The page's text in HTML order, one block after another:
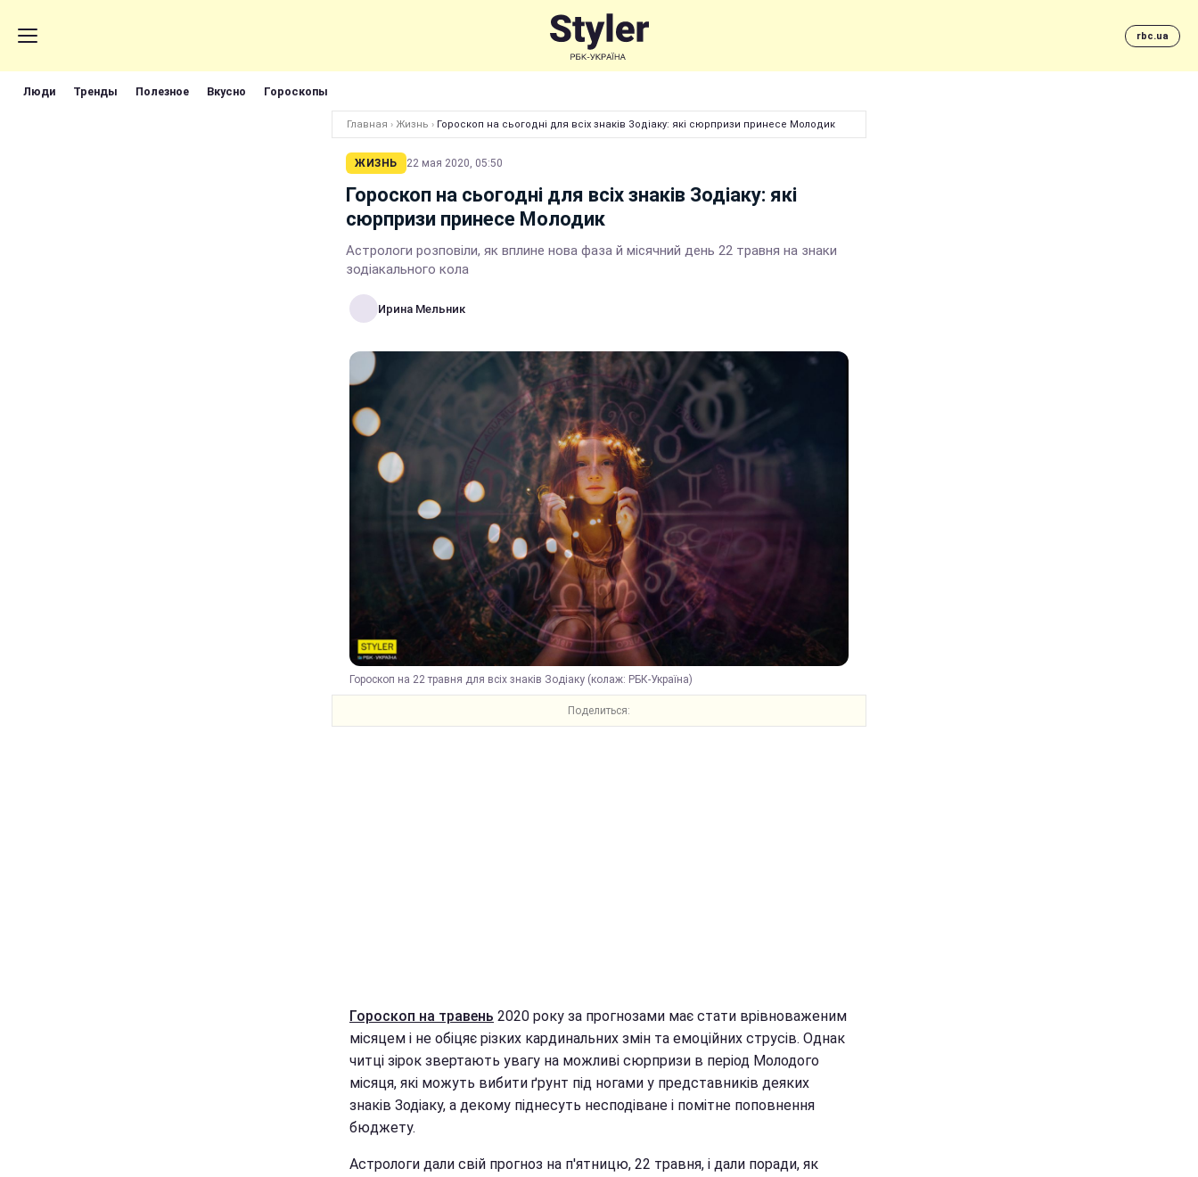
rbc.ua
Люди Тренды Полезное Вкусно Гороскопы
Главная › Жизнь › Гороскоп на сьогодні для всіх знаків Зодіаку: які сюрпризи принесе Молодик
ЖИЗНЬ 22 мая 2020, 05:50
Гороскоп на сьогодні для всіх знаків Зодіаку: які
сюрпризи принесе Молодик
Астрологи розповіли, як вплине нова фаза й місячний день 22 травня на знаки
зодіакального кола
Ирина Мельник
Гороскоп на 22 травня для всіх знаків Зодіаку (колаж: РБК-Україна)
Поделиться:
Гороскоп на травень 2020 року за прогнозами має стати врівноваженим
місяцем і не обіцяє різких кардинальних змін та емоційних струсів. Однак
читці зірок звертають увагу на можливі сюрпризи в період Молодого
місяця, які можуть вибити ґрунт під ногами у представників деяких
знаків Зодіаку, а декому піднесуть несподіване і помітне поповнення
бюджету.
Астрологи дали свій прогноз на п'ятницю, 22 травня, і дали поради, як